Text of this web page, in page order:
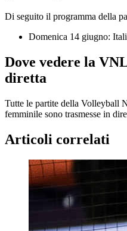
Di seguito il programma della
Domenica 14 giugno:
Dove vedere la
diretta
Tutte le partite della Volleyball
femminile sono trasmesse in
Articoli correlati